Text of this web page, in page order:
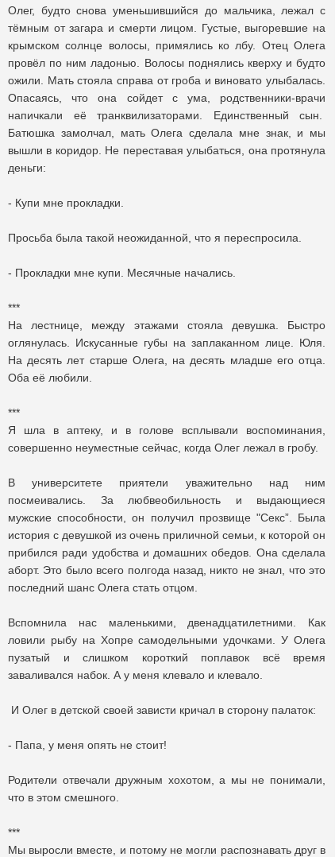
Олег, будто снова уменьшившийся до мальчика, лежал с
тёмным от загара и смерти лицом. Густые, выгоревшие на
крымском солнце волосы, примялись ко лбу. Отец Олега
провёл по ним ладонью. Волосы поднялись кверху и будто
ожили. Мать стояла справа от гроба и виновато улыбалась.
Опасаясь, что она сойдет с ума, родственники-врачи
напичкали её транквилизаторами. Единственный сын.
Батюшка замолчал, мать Олега сделала мне знак, и мы
вышли в коридор. Не переставая улыбаться, она протянула
деньги:
- Купи мне прокладки.
Просьба была такой неожиданной, что я переспросила.
- Прокладки мне купи. Меcячные начались.
***
На лестнице, между этажами стояла девушка. Быстро
оглянулась. Искусанные губы на заплаканном лице. Юля.
На десять лет старше Олега, на десять младше его отца.
Оба её любили.
***
Я шла в аптеку, и в голове всплывали воспоминания,
cовершенно неуместные сейчас, когда Олег лежал в гробу.
В университете приятели уважительно над ним
посмеивались. За любвеобильность и выдающиеcя
мужские способности, он получил прозвище "Секс”. Была
история с девушкой из очень приличной семьи, к которой он
прибился ради удобства и домашних обедов. Она сделала
аборт. Это было всего полгода назад, никто не знал, что это
последний шанс Олега стать отцом.
Вспомнила нас маленькими, двенадцатилетними. Как
ловили рыбу на Хопре самодельными удочками. У Олега
пузатый и слишком короткий поплавок всё время
заваливался набок. А у меня клевало и клевало.
И Олег в детской своей зависти кричал в сторону палаток:
- Папа, у меня опять не стоит!
Родители отвечали дружным хохотом, а мы не понимали,
что в этом смешного.
***
Мы выросли вместе, и потому не могли распознавать друг в